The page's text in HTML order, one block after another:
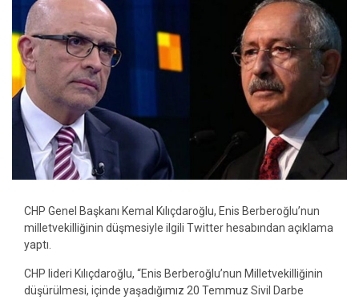
CHP Genel Başkanı Kemal Kılıçdaroğlu, Enis Berberoğlu’nun
milletvekilliğinin düşmesiyle ilgili Twitter hesabından açıklama
yaptı.
CHP lideri Kılıçdaroğlu, “Enis Berberoğlu’nun Milletvekilliğinin
düşürülmesi, içinde yaşadığımız 20 Temmuz Sivil Darbe